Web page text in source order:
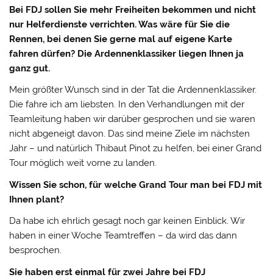
Bei FDJ sollen Sie mehr Freiheiten bekommen und nicht
nur Helferdienste verrichten. Was wäre für Sie die
Rennen, bei denen Sie gerne mal auf eigene Karte
fahren dürfen? Die Ardennenklassiker liegen Ihnen ja
ganz gut.
Mein größter Wunsch sind in der Tat die Ardennenklassiker.
Die fahre ich am liebsten. In den Verhandlungen mit der
Teamleitung haben wir darüber gesprochen und sie waren
nicht abgeneigt davon. Das sind meine Ziele im nächsten
Jahr – und natürlich Thibaut Pinot zu helfen, bei einer Grand
Tour möglich weit vorne zu landen.
Wissen Sie schon, für welche Grand Tour man bei FDJ mit
Ihnen plant?
Da habe ich ehrlich gesagt noch gar keinen Einblick. Wir
haben in einer Woche Teamtreffen – da wird das dann
besprochen.
Sie haben erst einmal für zwei Jahre bei FDJ